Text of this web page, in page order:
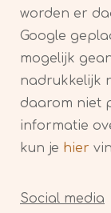
worden er
Google
mogelijk
nadrukkelijk
daarom niet
informatie
kun je hier
Social media